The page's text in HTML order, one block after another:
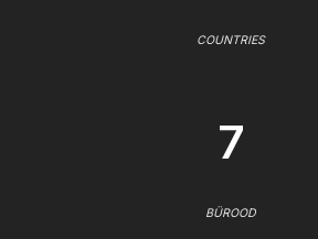
COUNTRIES
7
BÜROOD